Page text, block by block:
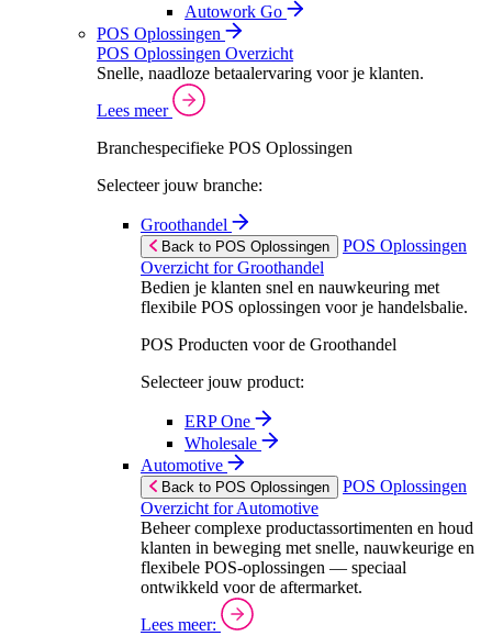
Autowork Go
POS Oplossingen
POS Oplossingen Overzicht
Snelle, naadloze betaalervaring voor je klanten.
Lees meer
Branchespecifieke POS Oplossingen
Selecteer jouw branche:
Groothandel
Back to POS Oplossingen
POS Oplossingen
Overzicht for Groothandel
Bedien je klanten snel en nauwkeuring met
flexibile POS oplossingen voor je handelsbalie.
POS Producten voor de Groothandel
Selecteer jouw product:
ERP One
Wholesale
Automotive
Back to POS Oplossingen
POS Oplossingen
Overzicht for Automotive
Beheer complexe productassortimenten en houd
klanten in beweging met snelle, nauwkeurige en
flexibele POS-oplossingen — speciaal
ontwikkeld voor de aftermarket.
Lees meer: